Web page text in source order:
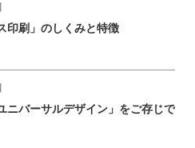
印刷」のしくみと特徴
ニバーサルデザイン」をご存じで